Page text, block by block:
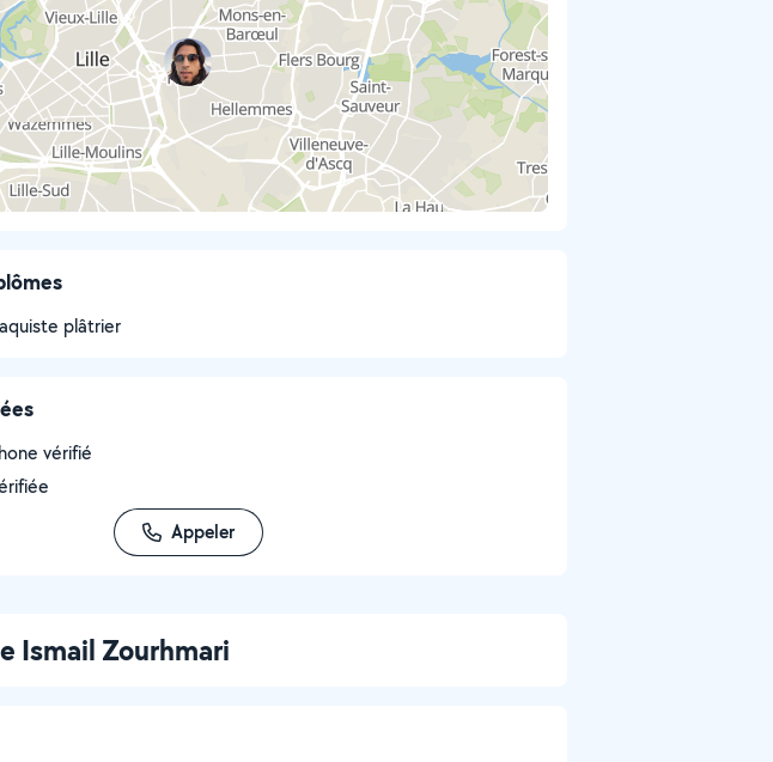
plâtrier
vérifié
Appeler
Ismail Zourhmari